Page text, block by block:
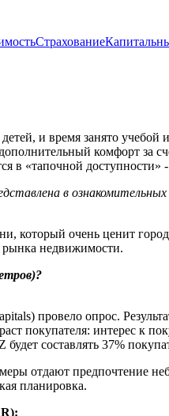
Страхование
и время занято
комфорт за
в «тапочной
в
который очень ценит
рынка недвижимости.
провело опрос.
покупателя: интерес к
составлять 37%
отдают предпочтение
планировка.